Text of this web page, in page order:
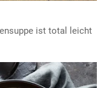
ist total leicht